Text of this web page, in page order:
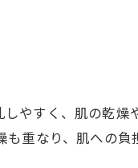
やすく、肌の乾燥
重なり、肌への負